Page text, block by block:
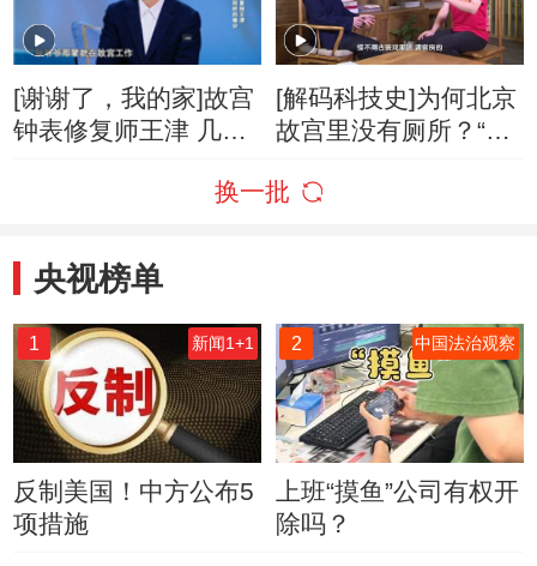
[谢谢了，我的家]故宫
钟表修复师王津 几代
[解码科技史]为何北京
故宫里没有厕所？“官
换一批
央视榜单
1 新闻1+1
反制美国！中方公布5
项措施
2 中国法治观察
上班“摸鱼”公司有权开
除吗？